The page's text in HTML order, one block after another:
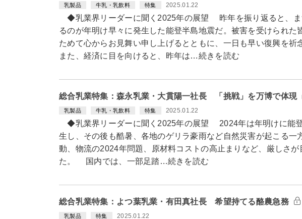
乳製品 牛乳・乳飲料 特集 2025.01.22
◆乳業界リーダーに聞く2025年の展望 昨年を振り返ると、ま
るのが年明け早々に発生した能登半島地震だ。被害を受けられた
ためて心からお見舞い申し上げるとともに、一日も早い復興を祈
また、経済に目を向けると、昨年は…続きを読む
総合乳業特集：森永乳業・大貫陽一社長 「挑戦」を万博で体現
乳製品 牛乳・乳飲料 特集 2025.01.22
◆乳業界リーダーに聞く2025年の展望 2024年は年明けに能
生し、その後も酷暑、各地のゲリラ豪雨など自然災害が起こる一
動、物流の2024年問題、原材料コストの高止まりなど、厳しさが
た。 国内では、一部足踏…続きを読む
総合乳業特集：よつ葉乳業・有田真社長 希望持てる酪農急務
乳製品 特集 2025.01.22